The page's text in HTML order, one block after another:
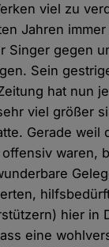
viel zu
Jahren
Singer gegen
Sein
hat nun
viel größer
Gerade weil
waren,
hier in
eine